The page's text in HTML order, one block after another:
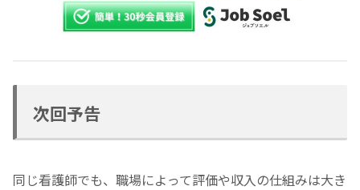
次回予告
同じ看護師でも、職場によって評価や収入の仕組みは大き